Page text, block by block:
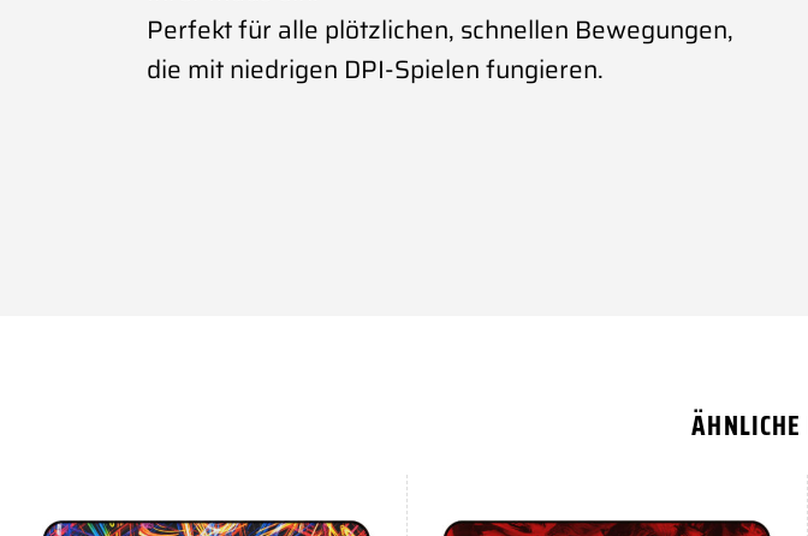
Perfekt für alle plötzlichen, schnellen Bewegungen,
die mit niedrigen DPI-Spielen fungieren.